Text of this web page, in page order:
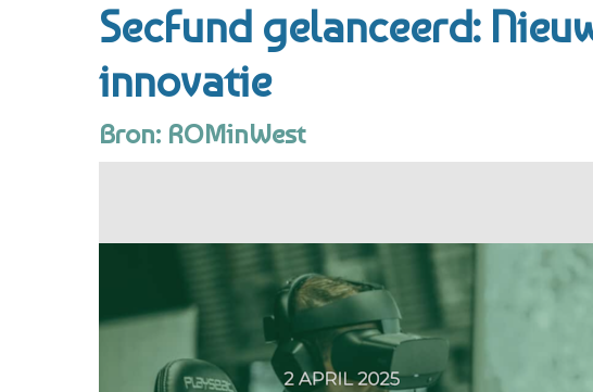
SecFund gelanceerd:
innovatie
Bron: ROMinWest